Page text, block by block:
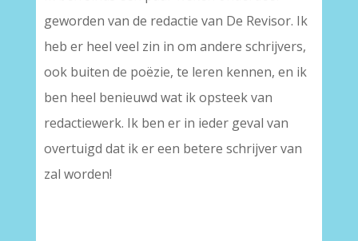
geworden van de redactie van De Revisor. Ik
heb er heel veel zin in om andere schrijvers,
ook buiten de poëzie, te leren kennen, en ik
ben heel benieuwd wat ik opsteek van
redactiewerk. Ik ben er in ieder geval van
overtuigd dat ik er een betere schrijver van
zal worden!